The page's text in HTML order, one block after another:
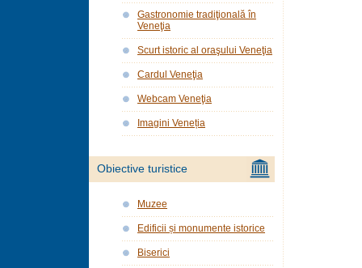
Gastronomie tradiţională în
Veneţia
Scurt istoric al oraşului Veneţia
Cardul Veneţia
Webcam Veneţia
Imagini Veneția
Obiective turistice
Muzee
Edificii și monumente istorice
Biserici